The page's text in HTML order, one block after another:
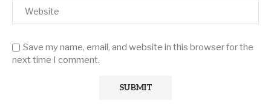
Save my name, email, and website in this browser for the
next time I comment.